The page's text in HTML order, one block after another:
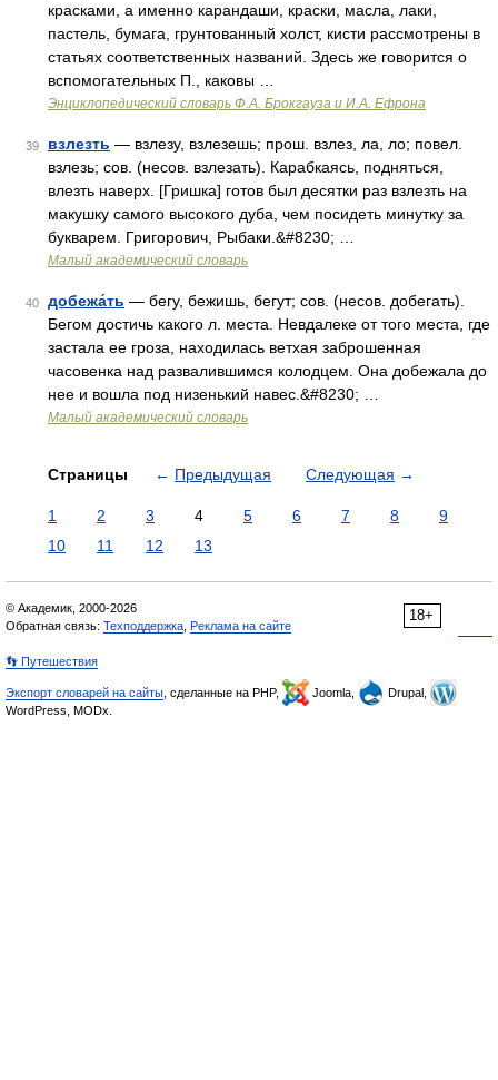
красками, а именно карандаши, краски, масла, лаки,
пастель, бумага, грунтованный холст, кисти рассмотрены в
статьях соответственных названий. Здесь же говорится о
вспомогательных П., каковы …
Энциклопедический словарь Ф.А. Брокгауза и И.А. Ефрона
39 взлезть — взлезу, взлезешь; прош. взлез, ла, ло; повел.
взлезь; сов. (несов. взлезать). Карабкаясь, подняться,
влезть наверх. [Гришка] готов был десятки раз взлезть на
макушку самого высокого дуба, чем посидеть минутку за
букварем. Григорович, Рыбаки.&#8230; …
Малый академический словарь
40 добежа́ть — бегу, бежишь, бегут; сов. (несов. добегать).
Бегом достичь какого л. места. Невдалеке от того места, где
застала ее гроза, находилась ветхая заброшенная
часовенка над развалившимся колодцем. Она добежала до
нее и вошла под низенький навес.&#8230; …
Малый академический словарь
Страницы ← Предыдущая Следующая →
1 2 3 4 5 6 7 8
9
10
11 12 13
18+
© Академик, 2000-2026
Обратная связь: Техподдержка Реклама на сайте
👣 Путешествия
Экспорт словарей на сайты , сделанные на PHP, Joomla,
Drupal,
WordPress, MODx.